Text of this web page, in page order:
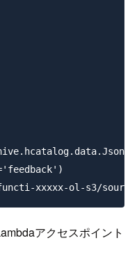
アクセスポイント